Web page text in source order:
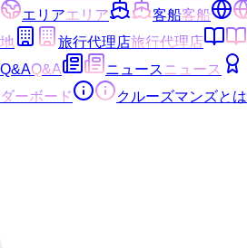
エリアエリア 客船客船
地
旅行代理店旅行代理店
Q&AQ&A ニュース ニュース
ダーボード
クルーズマンズとは